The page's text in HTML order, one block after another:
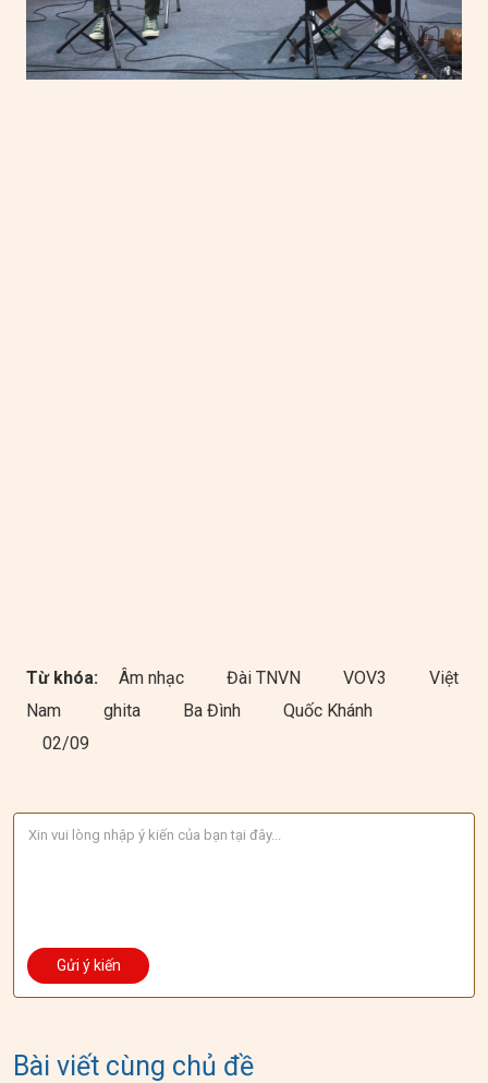
Từ khóa: Âm nhạc Đài TNVN VOV3
Việt
Nam
ghita Ba Đình
Quốc Khánh
02/09
Bài viết cùng chủ đề